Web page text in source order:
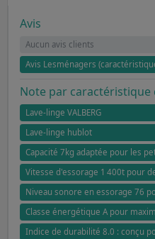
Avis
Aucun avis clients
Avis Lesménagers
Note par caractéristique
Lave-linge VALBERG
Lave-linge hublot
Capacité 7kg adaptée pour les
Vitesse d'essorage 1 400t pour
Niveau sonore en essorage 76
Classe énergétique A pour
Indice de durabilité 8.0 : conçu